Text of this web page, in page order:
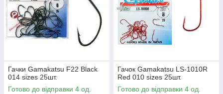
Гачки Gamakatsu F22 Black
014 sizes 25шт.
Готово до відправки 4 од.
Гачок Gamakatsu LS-1010R
Red 010 sizes 25шт.
Готово до відправки 4 од.